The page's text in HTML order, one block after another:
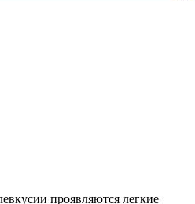
проявляются легкие